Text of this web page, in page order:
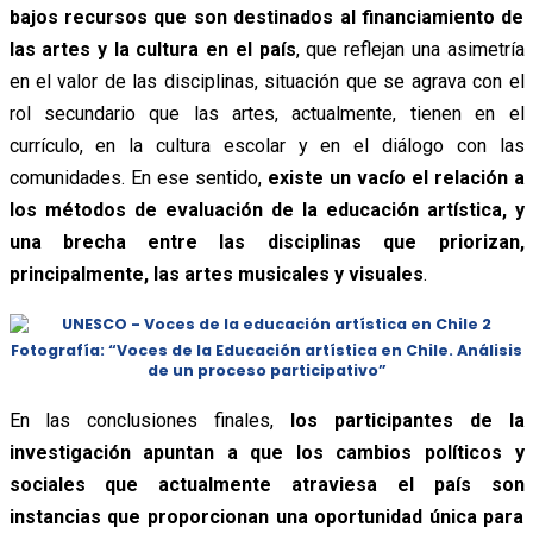
bajos recursos que son destinados al financiamiento de
las artes y la cultura en el país, que reflejan una asimetría
en el valor de las disciplinas, situación que se agrava con el
rol secundario que las artes, actualmente, tienen en el
currículo, en la cultura escolar y en el diálogo con las
comunidades. En ese sentido, existe un vacío el relación a
los métodos de evaluación de la educación artística, y
una brecha entre las disciplinas que priorizan,
principalmente, las artes musicales y visuales.
Fotografía: “Voces de la Educación artística en Chile. Análisis
de un proceso participativo”
En las conclusiones finales, los participantes de la
investigación apuntan a que los cambios políticos y
sociales que actualmente atraviesa el país son
instancias que proporcionan una oportunidad única para